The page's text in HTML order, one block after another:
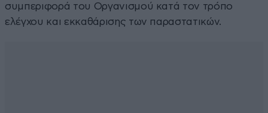
συμπεριφορά του Οργανισμού κατά τον τρόπο
ελέγχου και εκκαθάρισης των παραστατικών.